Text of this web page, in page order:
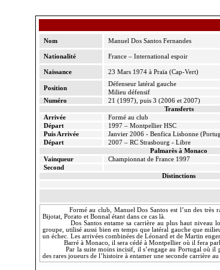
Nom Manuel Dos Santos Fernandes
Nationalité France – International espoir
Naissance 23 Mars 1974 à Praïa (Cap-Vert)
Position
Défenseur latéral gauche
Milieu défensif
Numéro
21 (1997), puis 3 (2006 et 2007)
Transferts
Arrivée
Formé au club
Départ
1997 – Montpellier HSC
Puis Arrivée
Janvier 2006 - Benfica Lisbonne
Départ
2007 – RC Strasbourg - Libre
Palmarès à Monaco
Vainqueur
Championnat de France 1997
Second
Distinctions
Formé au club, Manuel Dos Santos est l’un des
Bijotat, Porato et Bonnal étant dans ce cas là.
Dos Santos entame sa carrière au plus haut niveau
groupe, utilisé aussi bien en temps que latéral gauche que
un échec. Les arrivées combinées de Léonard et de Martin
Barré à Monaco, il sera cédé à Montpellier où il fera
Par la suite moins incisif, il s’engage au Portugal où
des rares joueurs de l’histoire à entamer une seconde carrière